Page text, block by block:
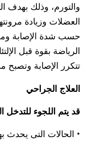
والتورم، وذلك بهدف
العضلات وزيادة
حسب شدة الإصابة
الرياضة بقوة قبل
تتكرر الإصابة وتصبح
العلاج الجراحي
قد يتم اللجوء
• الحالات التى